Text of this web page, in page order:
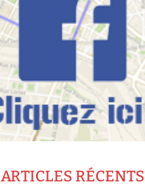
ARTICLES RÉCENTS